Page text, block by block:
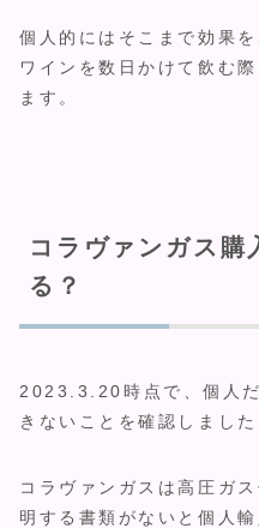
個人的にはそこまで効果
ワインを数日かけて飲む
ます。
コラヴァンガス
る？
2023.3.20時点で、個人
きないことを確認しました
コラヴァンガスは高圧ガ
明する書類がないと個人